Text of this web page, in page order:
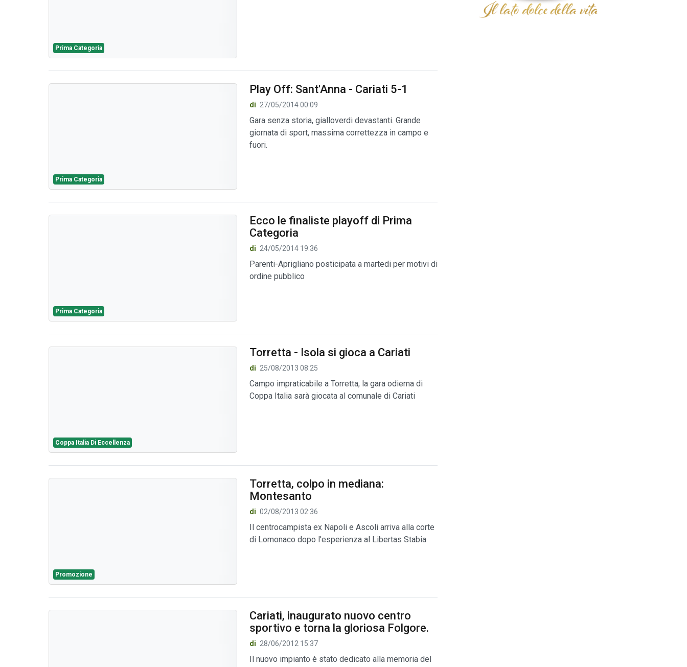
Prima Categoria
Prima Categoria
Play Off: Sant'Anna - Cariati 5-1
di 27/05/2014 00:09
Gara senza storia, gialloverdi devastanti. Grande
giornata di sport, massima correttezza in campo e
fuori.
Prima Categoria
Ecco le finaliste playoff di Prima
Categoria
di 24/05/2014 19:36
Parenti-Aprigliano posticipata a martedi per motivi di
ordine pubblico
Coppa Italia Di Eccellenza
Torretta - Isola si gioca a Cariati
di 25/08/2013 08:25
Campo impraticabile a Torretta, la gara odierna di
Coppa Italia sarà giocata al comunale di Cariati
Promozione
Torretta, colpo in mediana:
Montesanto
di 02/08/2013 02:36
Il centrocampista ex Napoli e Ascoli arriva alla corte
di Lomonaco dopo l'esperienza al Libertas Stabia
Cariati, inaugurato nuovo centro
sportivo e torna la gloriosa Folgore.
di 28/06/2012 15:37
Il nuovo impianto è stato dedicato alla memoria del